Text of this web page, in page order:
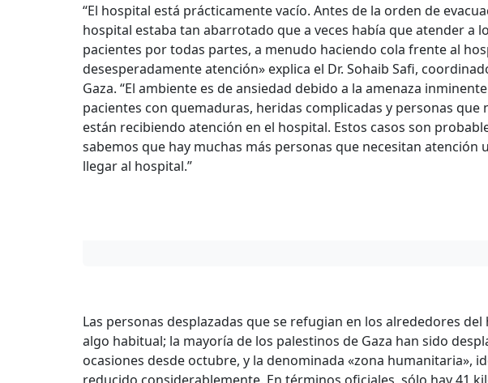
“El hospital está prácticamente vacío. Antes de la orden de
hospital estaba tan abarrotado que a veces había que atender a
pacientes por todas partes, a menudo haciendo cola frente al
desesperadamente atención» explica el Dr. Sohaib Safi,
Gaza. “El ambiente es de ansiedad debido a la amenaza
pacientes con quemaduras, heridas complicadas y personas que
están recibiendo atención en el hospital. Estos casos son
sabemos que hay muchas más personas que necesitan atención
llegar al hospital.”
Las personas desplazadas que se refugian en los alrededores
algo habitual; la mayoría de los palestinos de Gaza han sido
ocasiones desde octubre, y la denominada «zona humanitaria»,